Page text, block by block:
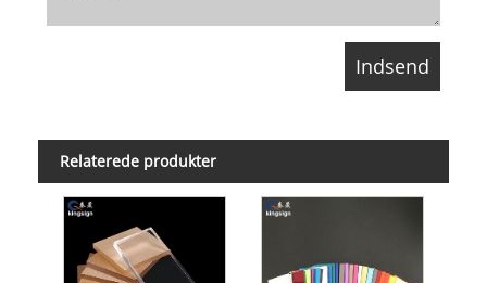
Relaterede produkter